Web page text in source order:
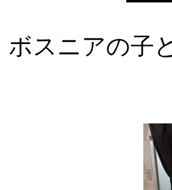
ボスニアの子